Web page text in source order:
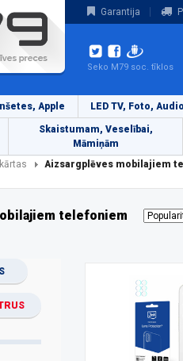
Garantija
Seko M79 soc. tīklos
Apple LED TV, Foto, Audio
Skaistumam, Veselībai,
Māmiņām
Aizsargplēves mobilajiem
telefoniem